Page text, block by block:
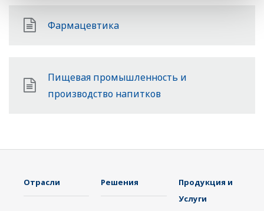
Фармацевтика
Пищевая промышленность и
производство напитков
Отрасли Решения
Продукция и
Услуги